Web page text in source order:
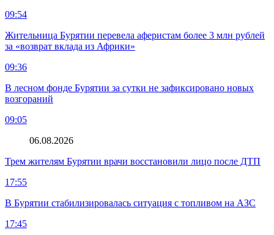
09:54
Жительница Бурятии перевела аферистам более 3 млн рублей
за «возврат вклада из Африки»
09:36
В лесном фонде Бурятии за сутки не зафиксировано новых
возгораний
09:05
06.08.2026
Трем жителям Бурятии врачи восстановили лицо после ДТП
17:55
В Бурятии стабилизировалась ситуация с топливом на АЗС
17:45